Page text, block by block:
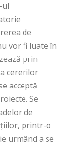
ul
de
vor fi luate în
prin
cererilor
acceptă
Se
de
printr-o
urmând a se